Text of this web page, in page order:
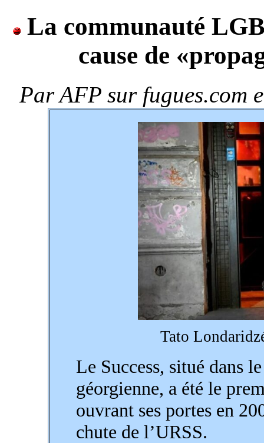
La communauté
cause de
ParAFP sur fugues.com
Tato
Le Success, situé dans
géorgienne, a été le
ouvrant ses portes en
chute de l’URSS.